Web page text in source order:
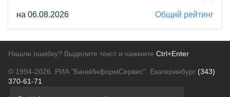
на 06.08.2026 Общий рейтинг
Нашли ошибку? Выделите текст и нажмите Ctrl+Enter
© 1994-2026. РИА "БанкИнформСервис". Екатеринбург (343)
370-61-71